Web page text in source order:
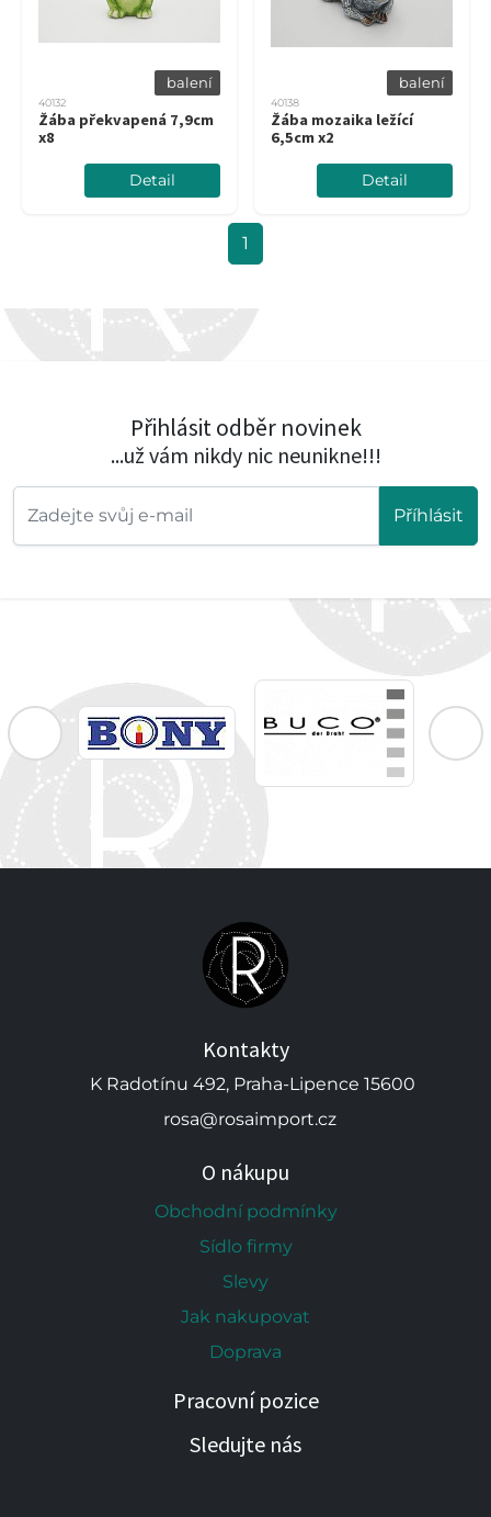
balení
40132
Žába překvapená 7,9cm
x8
Detail
balení
40138
Žába mozaika ležící
6,5cm x2
Detail
1
Přihlásit odběr novinek
...už vám nikdy nic neunikne!!!
Příhlásit
Kontakty
K Radotínu 492, Praha-Lipence 15600
rosa@rosaimport.cz
O nákupu
Obchodní podmínky
Sídlo firmy
Slevy
Jak nakupovat
Doprava
Pracovní pozice
Sledujte nás